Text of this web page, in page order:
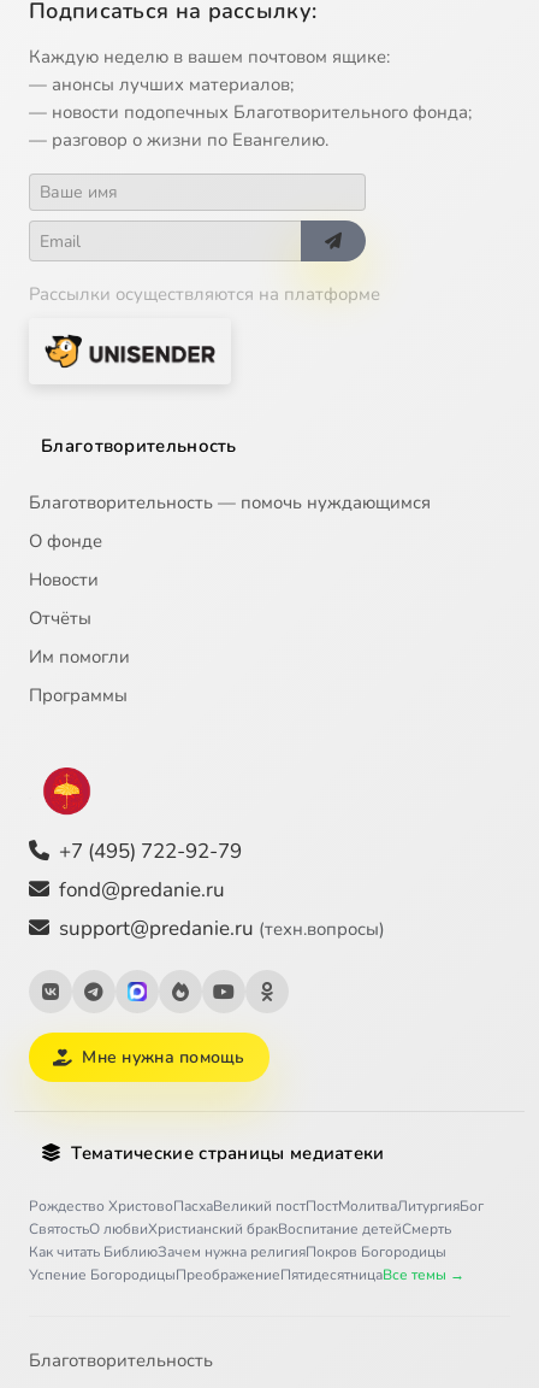
Подписаться на рассылку:
Каждую неделю в вашем почтовом ящике:
— анонсы лучших материалов;
— новости подопечных Благотворительного фонда;
— разговор о жизни по Евангелию.
Рассылки осуществляются на платформе
Благотворительность
Благотворительность — помочь нуждающимся
О фонде
Новости
Отчёты
Им помогли
Программы
+7 (495) 722-92-79
fond@predanie.ru
support@predanie.ru (техн.вопросы)
Мне нужна помощь
Тематические страницы медиатеки
Рождество ХристовоПасхаВеликий постПостМолитваЛитургияБог
СвятостьО любвиХристианский бракВоспитание детейСмерть
Как читать БиблиюЗачем нужна религияПокров Богородицы
Успение БогородицыПреображениеПятидесятницаВсе темы →
Благотворительность